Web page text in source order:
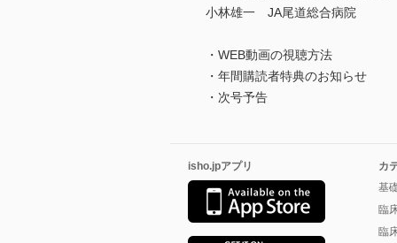
小林雄一 JA尾道総合病院
・WEB動画の視聴方法
・年間購読者特典のお知らせ
・次号予告
isho.jpアプリ
カ
基
臨
臨